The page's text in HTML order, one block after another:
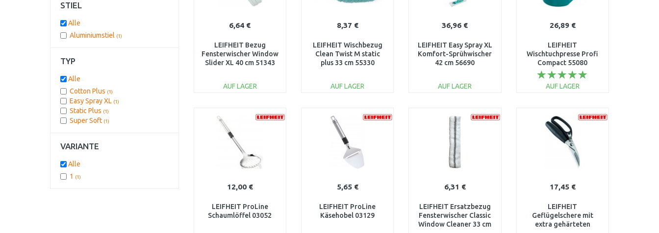
6,64 €
LEIFHEIT Bezug
Fensterwischer Window
Slider XL 40 cm 51343
AUF LAGER
Vergleichen
8,37 €
LEIFHEIT Wischbezug
Clean Twist M static
plus 33 cm 55330
AUF LAGER
Vergleichen
36,96 €
LEIFHEIT Easy Spray XL
Komfort-Sprühwischer
42 cm 56690
AUF LAGER
Vergleichen
26,89 €
LEIFHEIT
Wischtuchpresse Profi
Compact 55080
AUF LAGER
Vergleichen
12,00 €
LEIFHEIT ProLine
Schaumlöffel 03052
5,65 €
LEIFHEIT ProLine
Käsehobel 03129
6,31 €
LEIFHEIT Ersatzbezug
Fensterwischer Classic
Window Cleaner 33 cm
17,45 €
LEIFHEIT
Geflügelschere mit
extra gehärteten
STIEL
Alle
Aluminiumstiel (1)
TYP
Alle
Cotton Plus (1)
Easy Spray XL (1)
Static Plus (1)
Super Soft (1)
VARIANTE
Alle
1
(1)